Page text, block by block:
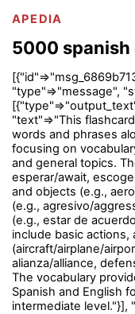
APEDIA
5000 spanish
"type"=>"message",
"text"=>"This
words and phrases
focusing on
and general topics.
esperar/await,
and objects (e.g.,
(e.g., agresivo/
(e.g., estar de
include basic actions,
(aircraft/airplane/
alianza/alliance,
The vocabulary
Spanish and English
intermediate level."}],